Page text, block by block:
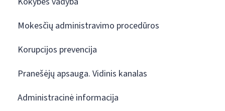
Mokesčių administravimo procedūros
Korupcijos prevencija
Pranešėjų apsauga. Vidinis kanalas
Administracinė informacija